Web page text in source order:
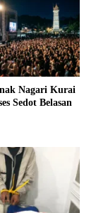
Nagari Kurai
Sedot Belasan